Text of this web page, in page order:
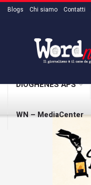
Blogs Chi siamo Contatti
DIOGHENES APS
WN – MediaCenter